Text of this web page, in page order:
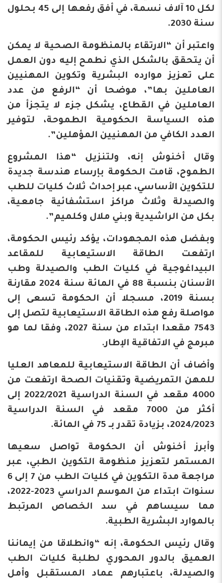
لكل 10 آلاف نسمة، في أفق رفعها إلى 45 بحلول
سنة 2030.
واعتبر أن “الارتقاء بالمنظومة الصحية لا يمكن
أن يتحقق بالشكل الذي نطمح إليه دون العمل
على تعزيز موارده البشرية وتكوين المهنيين
العاملين بها”، موضحا أن “الرفع من عدد
العاملين في القطاع، يشكل جزء لا يتجزأ من
هذه السياسة الحكومية الطموحة، لتوفير
العدد الكافي من المهنيين المؤهلين”.
وقال أخنوش إنه، ولتنزيل “هذا المشروع
الطموح، قامت الحكومة بإرساء هندسة جديدة
للتكوين الأساسي، عبر إحداث ثلاث كليات للطب
والصيدلة وثلاث مراكز استشفائية جامعية،
بكل من الراشيدية وبني ملال وكلميم”.
وبفضل هذه المجهودات، يؤكد رئيس الحكومة،
ارتفعت الطاقة الاستيعابية للمقاعد
البيداغوجية في كليات الطب والصيدلة وطب
الأسنان بنسبة 88 في المائة سنة 2024 مقارنة
بسنة 2019، مسجلا أن الحكومة تسعى إلى
مواصلة رفع هذه الطاقة الاستيعابية لتصل إلى
7543 مقعدا ابتداء من سنة 2027، وفقا لما هو
مبرمج في الاتفاقية الإطار.
وأضاف أن الطاقة الاستيعابية للمعاهد العليا
للمهن التمريضية وتقنيات الصحة ارتفعت من
4000 مقعد في السنة الدراسية 2022/2021 إلى
أكثر من 7000 مقعد في السنة الدراسية
2024/2023، بزيادة تقدر بـ 75 في المائة.
وأبرز أخنوش أن الحكومة تواصل سعيها
المستمر لتعزيز منظومة التكوين الطبي، عبر
مراجعة مدة التكوين في كليات الطب من 7 إلى 6
سنوات ابتداء من الموسم الدراسي 2023-2022،
مما سيساهم في سد الخصاص المرتبط
بالموارد البشرية الطبية.
وقال رئيس الحكومة، إنه “وانطلاقا من إيماننا
العميق بالدور المحوري لطلبة كليات الطب
والصيدلة، باعتبارهم عماد المستقبل وأمل